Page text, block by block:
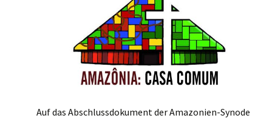
Auf das Abschlussdokument der Amazonien-Synode